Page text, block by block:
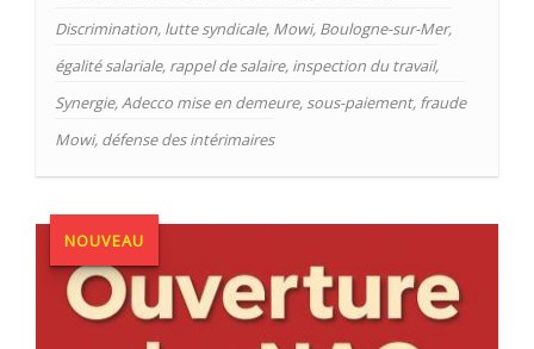
Discrimination, lutte syndicale, Mowi, Boulogne-sur-Mer,
égalité salariale, rappel de salaire, inspection du travail,
Synergie,Adecco mise en demeure, sous-paiement, fraude
Mowi, défense des intérimaires
NOUVEAU